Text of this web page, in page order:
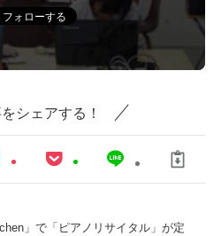
シェアする！
」で「ピアノリサイタル」が定